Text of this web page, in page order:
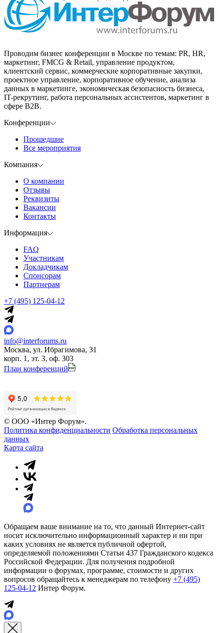
Проводим бизнес конференции в Москве по темам: PR, HR,
маркетинг, FMCG & Retail, управление продуктом,
клиентский сервис, коммерческие корпоративные закупки,
проектное управление, корпоративное обучение, анализа
данных в маркетинге, экономическая безопасность бизнеса,
IT-рекрутинг, работа персональных ассистентов, маркетинг в
сфере B2B.
Конференции
Прошедшие
Все мероприятия
Компания
О компании
Отзывы
Реквизиты
Вакансии
Контакты
Информация
FAQ
Участникам
Докладчикам
Спонсорам
Партнерам
+7 (495) 125-04-12
info@interforums.ru
Москва, ул. Ибрагимова, 31
корп. 1, эт. 3, оф. 303
План конференций
© ООО «Интер Форум».
Политика конфиденциальности Обработка персональных
данных
Карта сайта
Обращаем ваше внимание на то, что данный Интернет-сайт
носит исключительно информационный характер и ни при
каких условиях не является публичной офертой,
определяемой положениями Статьи 437 Гражданского кодекса
Российской Федерации. Для получения подробной
информации о форумах, программе, стоимости и других
вопросов обращайтесь к менеджерам по телефону +7 (495)
125-04-12 Интер Форум.